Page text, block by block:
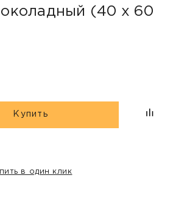
(40 х 60
Купить
в один клик